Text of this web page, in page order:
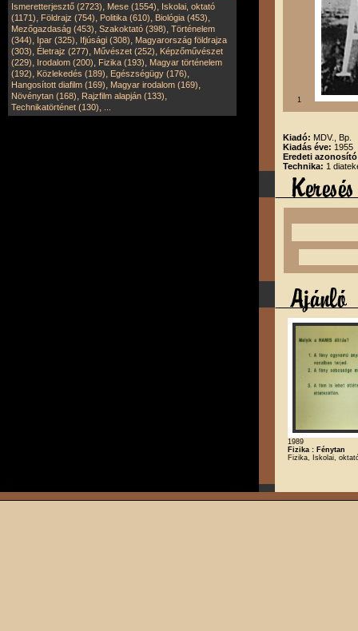
Ismeretterjesztő (2723), Mese (1554), Iskolai, oktató
(1171), Földrajz (754), Politika (610), Biológia (453),
Mezőgazdaság (453), Szakoktató (398), Történelem
(344), Ipar (325), Ifjúsági (308), Magyarország földrajza
(303), Életrajz (277), Művészet (252), Képzőművészet
(229), Irodalom (200), Fizika (193), Magyar történelem
(192), Közlekedés (189), Egészségügy (176),
Hangosított diafilm (169), Magyar irodalom (169),
Növénytan (168), Rajzfilm alapján (133),
Technikatörténet (130),
1
Kiadó: MDV., Bp.
Kiadás éve: 1955
Eredeti
Technika: 1
1989
Fizika : Fénytan
Fizika, Iskolai,